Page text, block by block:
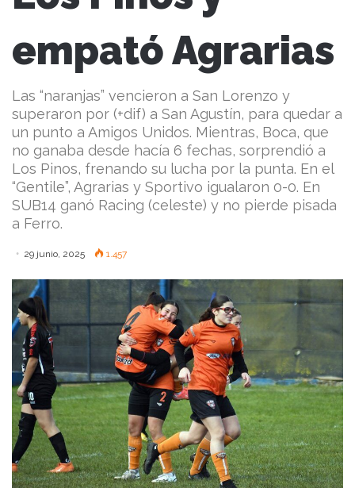
empató Agrarias
Las “naranjas” vencieron a San Lorenzo y
superaron por (+dif) a San Agustín, para quedar a
un punto a Amigos Unidos. Mientras, Boca, que
no ganaba desde hacía 6 fechas, sorprendió a
Los Pinos, frenando su lucha por la punta. En el
“Gentile”, Agrarias y Sportivo igualaron 0-0. En
SUB14 ganó Racing (celeste) y no pierde pisada
a Ferro.
29 junio, 2025 1.457